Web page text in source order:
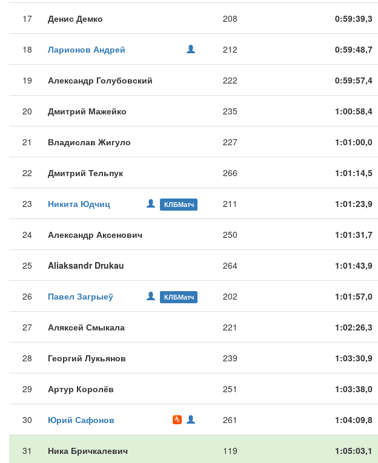
17 Денис Демко 208 0:59:39,3
18 Ларионов Андрей 212 0:59:48,7
19 Александр Голубовский 222 0:59:57,4
20 Дмитрий Мажейко 235 1:00:58,4
21 Владислав Жигуло 227 1:01:00,0
22 Дмитрий Тельпук 266 1:01:14,5
23 КЛБМатч
Никита Юдчиц 211 1:01:23,9
24 Александр Аксенович 250 1:01:31,7
25 Aliaksandr Drukau 264 1:01:43,9
26 КЛБМатч
Павел Загрыеў 202 1:01:57,0
27 Аляксей Смыкала 221 1:02:26,3
28 Георгий Лукьянов 239 1:03:30,9
29 Артур Королёв 251 1:03:38,0
30 Юрий Сафонов 261 1:04:09,8
31 Ника Бричкалевич 119 1:05:03,1